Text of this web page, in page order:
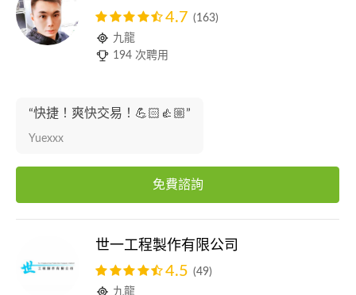
4.7 (163)
九龍
194 次聘用
“快捷！爽快交易！💪🏻👍🏼”
Yuexxx
免費諮詢
世一工程製作有限公司
4.5 (49)
九龍